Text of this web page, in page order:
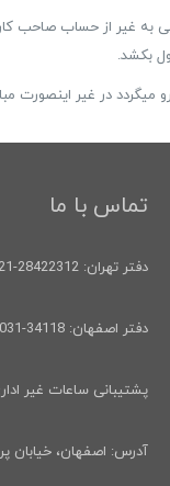
به غیر از حساب صاحب
در غیر اینصورت
تماس با ما
دفتر تهران: 28422312-021
دفتر اصفهان: 34118-031
پشتیبانی ساعات غیر اداری:
آدرس: اصفهان، خیابان